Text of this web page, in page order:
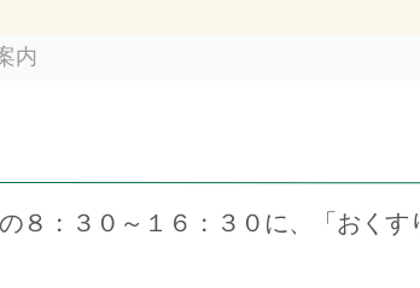
内
８：３０～１６：３０に、「おくす